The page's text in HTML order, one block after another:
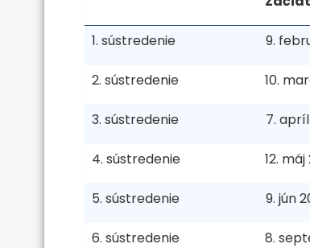
1. sústredenie 9.
2. sústredenie 10.
3. sústredenie 7.
4. sústredenie 12.
5. sústredenie 9. jún
6. sústredenie 8.